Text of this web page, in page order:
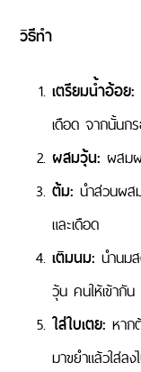
วิธีทำ
เตรียมน้ำอ้อย:
เดือด จากนั้นก
ผสมวุ้น: ผสม
ต้ม: นำส่วนผส
และเดือด
เติมนม: นำนม
วุ้น คนให้เข้ากัน
ใส่ใบเตย: หาก
มาขยำแล้วใส่ล